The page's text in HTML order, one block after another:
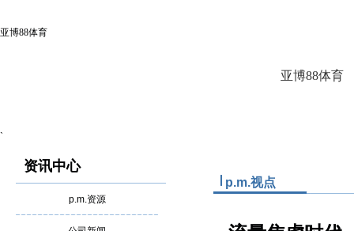
亚博88体育
亚博88体育
`
资讯中心
p.m.资源
p.m.视点